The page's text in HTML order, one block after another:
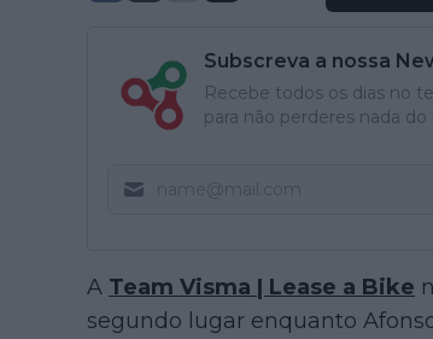
Subscreva a nossa
Recebe todos os dias no
para não perderes nada
A Team Visma | Lease a Bike
segundo lugar enquanto